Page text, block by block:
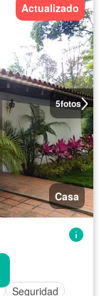
5fotos
Actualizado
Casa
Seguridad